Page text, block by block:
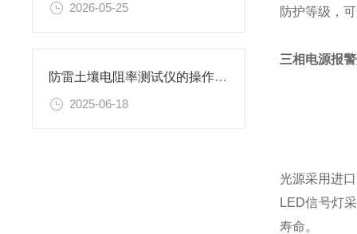
2026-05-25
防雷土壤电阻率测试仪的操作步骤
2025-06-18
防护等级，
三相电源报
光源采用进
LED信号灯
寿命。